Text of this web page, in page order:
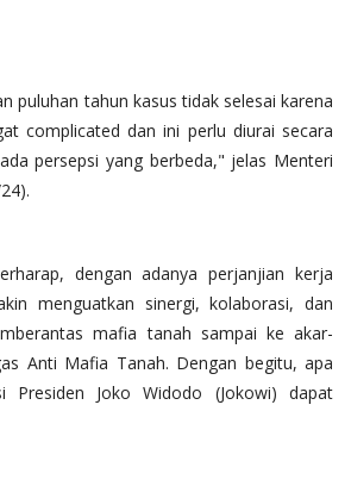
puluhan tahun kasus tidak selesai karena
complicated dan ini perlu diurai secara
persepsi yang berbeda," jelas Menteri
dengan adanya perjanjian kerja
menguatkan sinergi, kolaborasi, dan
mafia tanah sampai ke akar-
Anti Mafia Tanah. Dengan begitu, apa
Presiden Joko Widodo (Jokowi) dapat